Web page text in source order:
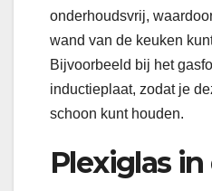
onderhoudsvrij,
wand van de keuken
Bijvoorbeeld bij het
inductieplaat, zodat je
schoon kunt houden.
Plexiglas